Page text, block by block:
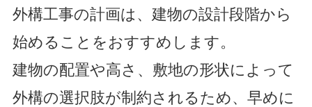
外構工事の計画は、建物の設計段階から
始めることをおすすめします。
建物の配置や高さ、敷地の形状によって
外構の選択肢が制約されるため、早めに